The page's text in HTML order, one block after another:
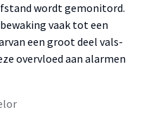
wordt gemonitord.
vaak tot een
een groot deel vals-
overvloed aan alarmen